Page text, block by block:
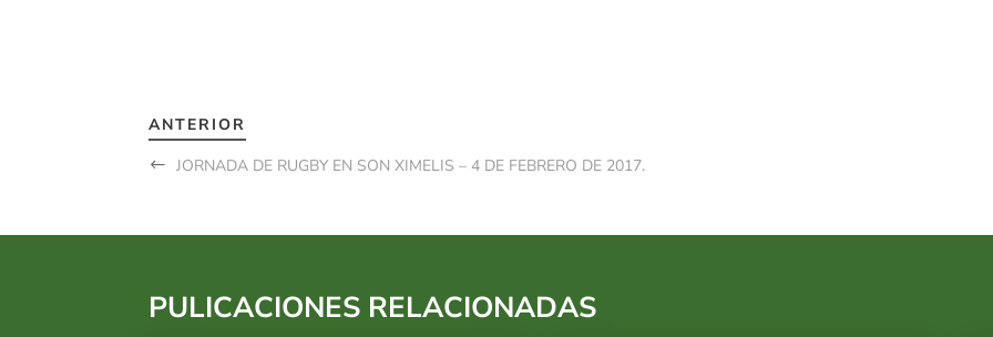
ANTERIOR
JORNADA DE RUGBY EN SON XIMELIS – 4 DE FEBRERO DE 2017.
PULICACIONES RELACIONADAS